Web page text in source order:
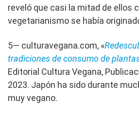
reveló que casi la mitad de ellos
vegetarianismo se había
5— culturavegana.com, «
tradiciones de consumo de
Editorial Cultura Vegana,
2023. Japón ha sido durante
muy vegano.